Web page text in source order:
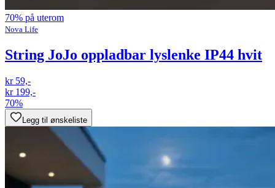
70% på uterom
Nova Life
String JoJo oppladbar lyslenke IP44 hvit
kr 59,-
kr 199,-
70%
Legg til ønskeliste